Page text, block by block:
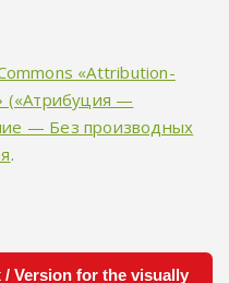
«Attribution-
(«Атрибуция —
— Без производных
.
Version for the visually